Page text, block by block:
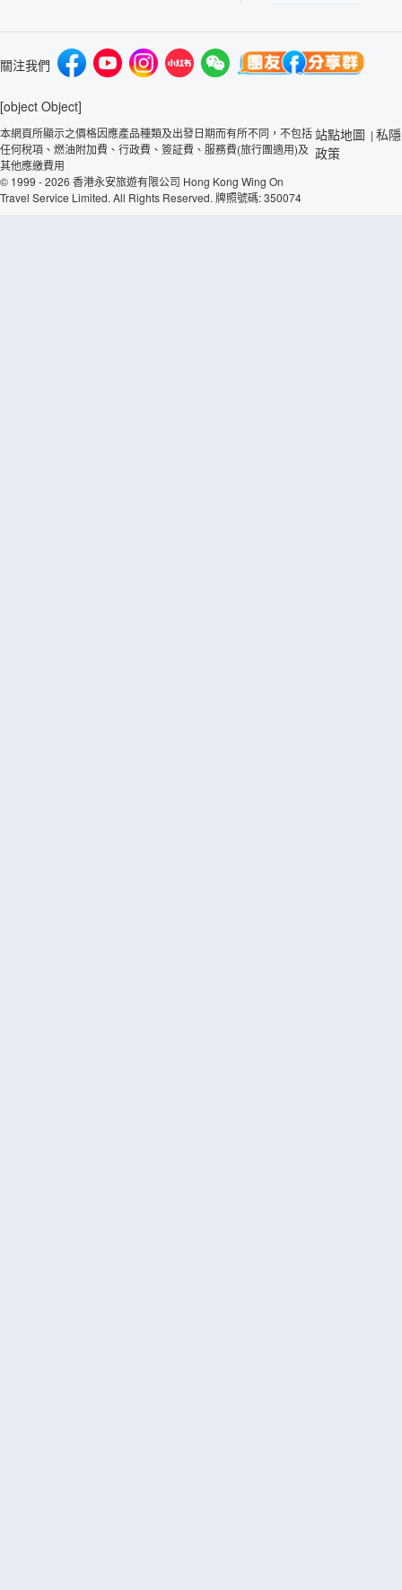
關注我們
[object Object]
本網頁所顯示之價格因應產品種類及出發日期而有所不同，不包括
任何稅項、燃油附加費、行政費、簽証費、服務費(旅行團適用)及
其他應繳費用
© 1999 - 2026 香港永安旅遊有限公司 Hong Kong Wing On
Travel Service Limited. All Rights Reserved. 牌照號碼: 350074
站點地圖 | 私隱
政策